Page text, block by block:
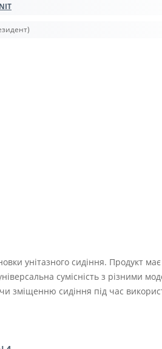
унітазного сидіння. Продукт має
сумісність з різними
зміщенню сидіння під час